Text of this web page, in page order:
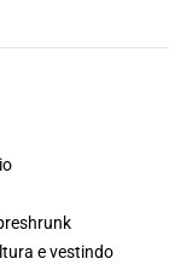
e vestindo